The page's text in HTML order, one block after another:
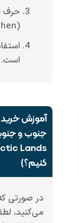
حرف
(Hyphen) باشد.
است.
کنیم؟)
در صورتی
می‌کنید،